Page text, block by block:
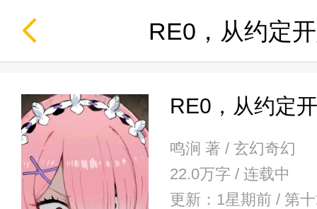
RE0，从约定
RE0，从约定
鸣涧 著 / 玄幻奇幻
22.0万字 / 连载中
更新：1星期前 / 第